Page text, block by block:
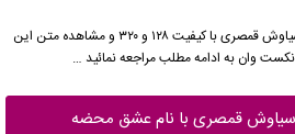
قمصری
با کیفیت ۱۲۸ و ۳۲۰ و مشاهده متن این
وان به ادامه مطلب مراجعه نمائید …
سیاوش قمصری با نام عشق محضه